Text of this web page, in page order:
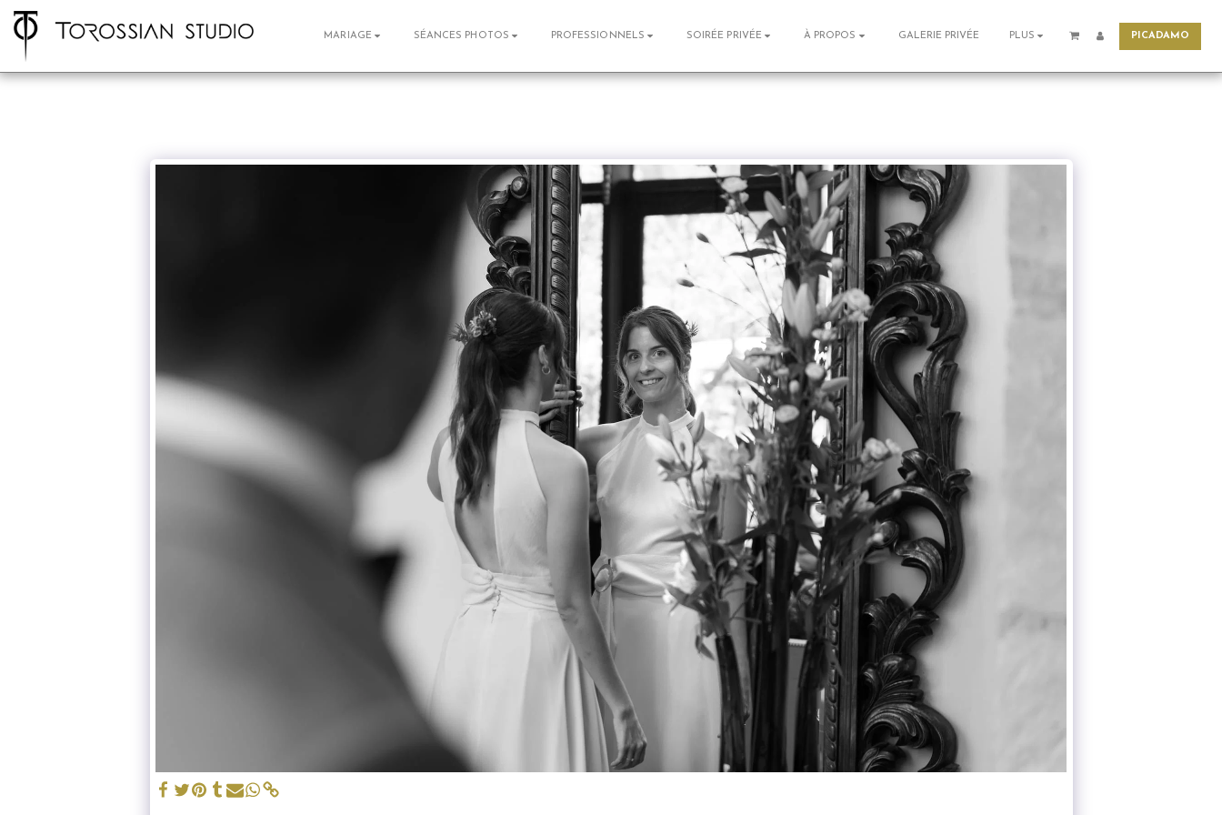
MARIAGE SÉANCES PHOTOS PROFESSIONNELS SOIRÉE PRIVÉE À PROPOS GALERIE PRIVÉE PLUS PICADAMO